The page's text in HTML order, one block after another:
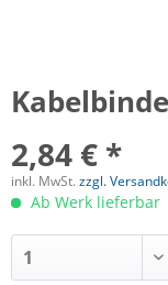
2,84 € *
inkl. MwSt. zzgl.
Ab Werk lieferbar